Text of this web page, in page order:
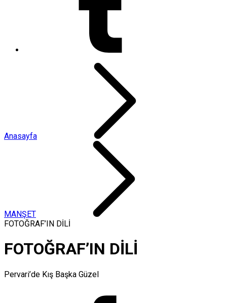
Anasayfa
MANŞET
FOTOĞRAF’IN DİLİ
FOTOĞRAF’IN DİLİ
Pervari’de Kış Başka Güzel